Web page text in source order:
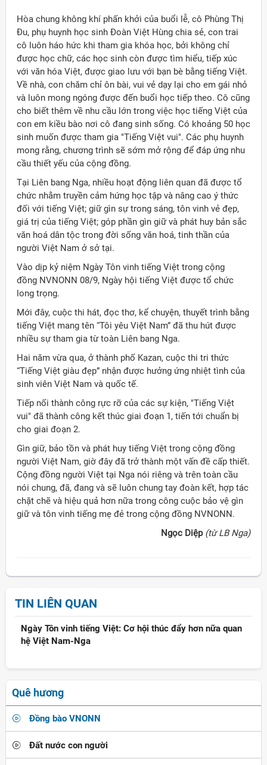
Hòa chung không khí phấn khởi của buổi lễ, cô Phùng Thị
Đu, phụ huynh học sinh Đoàn Việt Hùng chia sẻ, con trai
cô luôn háo hức khi tham gia khóa học, bởi không chỉ
được học chữ, các học sinh còn được tìm hiểu, tiếp xúc
với văn hóa Việt, được giao lưu với bạn bè bằng tiếng Việt.
Về nhà, con chăm chỉ ôn bài, vui vẻ dạy lại cho em gái nhỏ
và luôn mong ngóng được đến buổi học tiếp theo. Cô cũng
cho biết thêm về nhu cầu lớn trong việc học tiếng Việt của
con em kiều bào nơi cô đang sinh sống. Có khoảng 50 học
sinh muốn được tham gia "Tiếng Việt vui". Các phụ huynh
mong rằng, chương trình sẽ sớm mở rộng để đáp ứng nhu
cầu thiết yếu của cộng đồng.
Tại Liên bang Nga, nhiều hoạt động liên quan đã được tổ
chức nhằm truyền cảm hứng học tập và nâng cao ý thức
đối với tiếng Việt; giữ gìn sự trong sáng, tôn vinh vẻ đẹp,
giá trị của tiếng Việt; góp phần gìn giữ và phát huy bản sắc
văn hoá dân tộc trong đời sống văn hoá, tinh thần của
người Việt Nam ở sở tại.
Vào dịp kỷ niệm Ngày Tôn vinh tiếng Việt trong cộng
đồng NVNONN 08/9, Ngày hội tiếng Việt được tổ chức
long trọng.
Mới đây, cuộc thi hát, đọc thơ, kể chuyện, thuyết trình bằng
tiếng Việt mang tên “Tôi yêu Việt Nam” đã thu hút được
nhiều sự tham gia từ toàn Liên bang Nga.
Hai năm vừa qua, ở thành phố Kazan, cuộc thi tri thức
“Tiếng Việt giàu đẹp” nhận được hưởng ứng nhiệt tình của
sinh viên Việt Nam và quốc tế.
Tiếp nối thành công rực rỡ của các sự kiện, "Tiếng Việt
vui" đã thành công kết thúc giai đoạn 1, tiến tới chuẩn bị
cho giai đoạn 2.
Gìn giữ, bảo tồn và phát huy tiếng Việt trong cộng đồng
người Việt Nam, giờ đây đã trở thành một vấn đề cấp thiết.
Cộng đồng người Việt tại Nga nói riêng và trên toàn cầu
nói chung, đã, đang và sẽ luôn chung tay đoàn kết, hợp tác
chặt chẽ và hiệu quả hơn nữa trong công cuộc bảo vệ gìn
giữ và tôn vinh tiếng mẹ đẻ trong cộng đồng NVNONN.
Ngọc Diệp (từ LB Nga)
TIN LIÊN QUAN
Ngày Tôn vinh tiếng Việt: Cơ hội thúc đẩy hơn nữa quan
hệ Việt Nam-Nga
Quê hương
Đồng bào VNONN
Đất nước con người